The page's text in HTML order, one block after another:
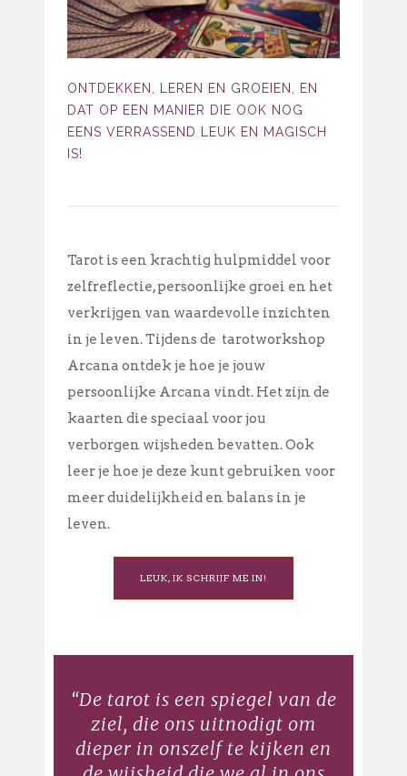
ONTDEKKEN, LEREN EN GROEIEN, EN
DAT OP EEN MANIER DIE OOK NOG
EENS VERRASSEND LEUK EN MAGISCH
IS!
Tarot is een krachtig hulpmiddel voor
zelfreflectie, persoonlijke groei en het
verkrijgen van waardevolle inzichten
in je leven. Tijdens de tarotworkshop
Arcana ontdek je hoe je jouw
persoonlijke Arcana vindt. Het zijn de
kaarten die speciaal voor jou
verborgen wijsheden bevatten. Ook
leer je hoe je deze kunt gebruiken voor
meer duidelijkheid en balans in je
leven.
LEUK, IK SCHRIJF ME IN!
“De tarot is een spiegel van de
ziel, die ons uitnodigt om
dieper in onszelf te kijken en